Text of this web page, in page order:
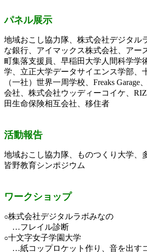
パネル展示
地域おこし協力隊、株式会社デジタル
な銀行、アイマックス株式会社、アー
町集落支援員、早稲田大学人間科学学
学、立正大学データサイエンス学部、
（一社）世界一周学校、 Freaks Garage、
会社、株式会社ウッディーコイケ、
田生命保険相互会社、移住者
活動報告
地域おこし協力隊、ものつくり大学、
皆野教育シンポジウム
ワークショップ
○株式会社デジタルラボみなの
…フレイル診断
○十文字女子学園大学
…紙コップロケット作り、音を出す